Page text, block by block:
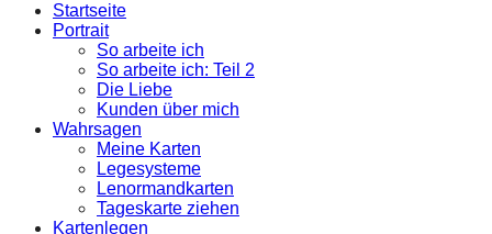
Startseite
Portrait
So arbeite ich
So arbeite ich: Teil 2
Die Liebe
Kunden über mich
Wahrsagen
Meine Karten
Legesysteme
Lenormandkarten
Tageskarte ziehen
Kartenlegen